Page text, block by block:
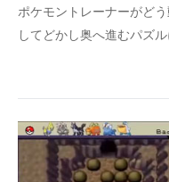
企業向けIT製品の総合サ
製造業のIT導入・活用を
モノづくり技術者専門サ
エレクトロニクス専門サ
ポケモントレーナーがど
してどかし奥へ進むパズ